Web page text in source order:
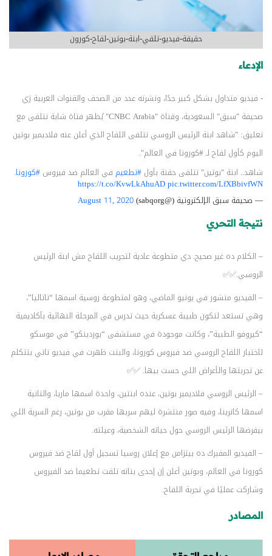
حقيقة-فيديو-تلقي-ابنة-بوتين-لقاح-كورون
الإدعاء
- فيديو متداول بشكل كبير جدًا، ونشرته عدد من الصحف والقنوات العربية زي
صحيفة "سبق" السعودية، وقناة "CNBC Arabia" يُظهر فتاة شابة تتلقى مع
تعليق: "شاهد ابنة الرئيس الروسي تتلقى اللقاح الذي أعلن عنه فلاديمير بوتين
اليوم كأول لقاح لـ #كورونا في العالم".
شاهد.. ابنة "بوتين" تتلقى حقنة بأول #تطعيم في العالم ضد فيروس #كورونا.
https://t.co/KvwLkAhuADpic.twitter.com/LfXBbivfWN
— صحيفة سبق الإلكترونية (@sabqorg)
August 11, 2020
نتيجة التحري
– الكلام ده غير صحيح. دي متطوعة عادية لتجريب اللقاح مش ابنة الرئيس
الروسي.✅✅
– الفيديو منشور في يونيو الماضي، وهو لمتطوعة روسية اسمها “ناتاليا”،
وهي تستعد لتكون طبيبة عسكرية حيث تدرس في المرحلة النهائية بأكاديمية
“كيروفو الطبية”، وكانت موجودة في مستشفى “بوردينكو” في موسكو
لاختبار اللقاح الروسي ضد فيروس كورونا، والبنت ظهرت في فيديو تاني بتتكلم
عن تجربتها والأعراض اللي حست بيها. ✅✅
– الرئيس الروسي فلاديمير بوتين، عنده ابنتين، واحدة اسمها ماريا، والتانية
اسمها كاترينا، وفيه صور منتشرة ليهم سربها مقرب من بوتين، رغم السرية اللي
بيفرضها الرئيس الروسي حول حياته الشخصية، وعيلته.
– الفيديو المفبرك ده بيتزامن مع إعلان روسيا تسجيل أول لقاح ضد فيروس
كورونا في العالم، وبوتين أعلن إن إحدى بناته تلقت تطعيما ضد الفيروس
وشاركت عمليًا في تجربة اللقاح.
المصادر